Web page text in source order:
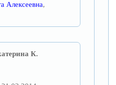
Алексеевна,
К.